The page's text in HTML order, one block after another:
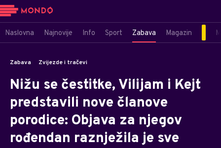
Naslovna Najnovije Info Sport Zabava Magazin
Zabava Zvijezde i tračevi
Nižu se čestitke, Vilijam i Kejt
predstavili nove članove
porodice: Objava za njegov
rođendan raznježila je sve